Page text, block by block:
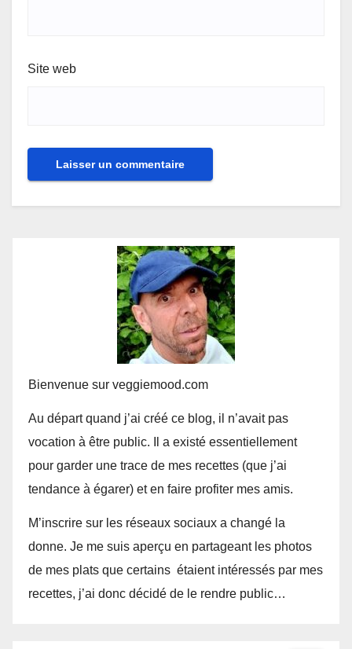
Site web
Bienvenue sur veggiemood.com
Au départ quand j’ai créé ce blog, il n’avait pas
vocation à être public. Il a existé essentiellement
pour garder une trace de mes recettes (que j’ai
tendance à égarer) et en faire profiter mes amis.
M’inscrire sur les réseaux sociaux a changé la
donne. Je me suis aperçu en partageant les photos
de mes plats que certains étaient intéressés par mes
recettes, j’ai donc décidé de le rendre public…